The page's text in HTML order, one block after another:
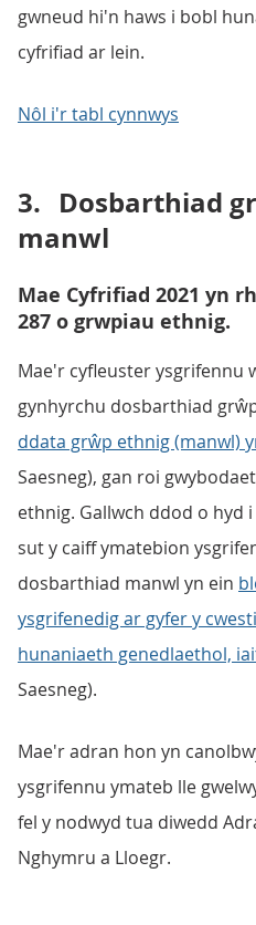
gwneud hi'n haws i bobl
cyfrifiad ar lein.
Nôl i'r tabl cynnwys
3. Dosbarthiad
manwl
Mae Cyfrifiad 2021 yn
287 o grwpiau ethnig.
Mae'r cyfleuster ysgrifennu
gynhyrchu dosbarthiad
ddata grŵp ethnig (manwl)
Saesneg), gan roi
ethnig. Gallwch ddod o hyd
sut y caiff ymatebion
dosbarthiad manwl yn ein
ysgrifenedig ar gyfer y
hunaniaeth genedlaethol,
Saesneg).
Mae'r adran hon yn
ysgrifennu ymateb lle
fel y nodwyd tua diwedd
Nghymru a Lloegr.